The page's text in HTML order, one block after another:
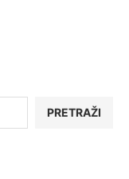
PRETRAŽI